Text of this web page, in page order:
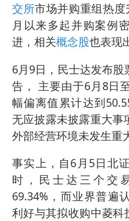
“事业
李嫣近
交所市场并购重组热
月以来多起并购案例
进，相关概念股也表现
6月9日，民士达发布股
告， 主要由于6月8日
幅偏离值累计达到
无应披露未披露重大事
外部经营环境未发生重
事实上，自6月5日北
时，民士达三个交
69.34%，而业界普遍
利好与其拟收购中菱科